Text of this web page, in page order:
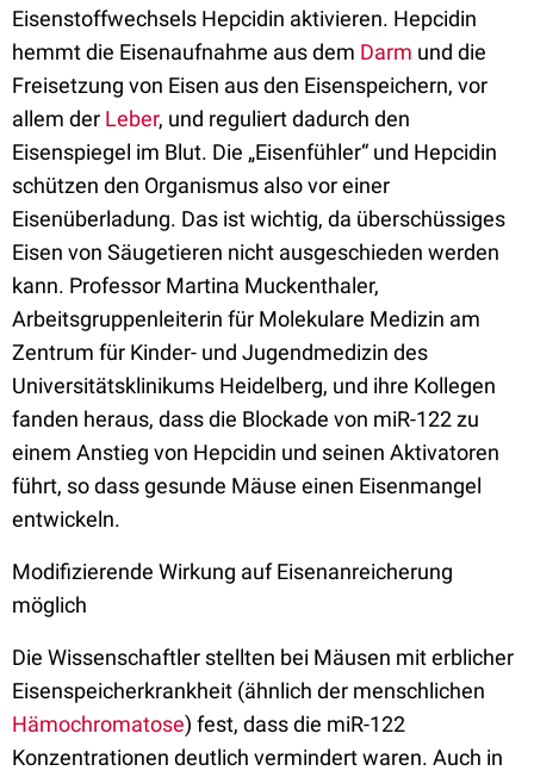
Eisenstoffwechsels Hepcidin aktivieren. Hepcidin
hemmt die Eisenaufnahme aus dem Darm und die
Freisetzung von Eisen aus den Eisenspeichern, vor
allem der Leber, und reguliert dadurch den
Eisenspiegel im Blut. Die „Eisenfühler“ und Hepcidin
schützen den Organismus also vor einer
Eisenüberladung. Das ist wichtig, da überschüssiges
Eisen von Säugetieren nicht ausgeschieden werden
kann. Professor Martina Muckenthaler,
Arbeitsgruppenleiterin für Molekulare Medizin am
Zentrum für Kinder- und Jugendmedizin des
Universitätsklinikums Heidelberg, und ihre Kollegen
fanden heraus, dass die Blockade von miR-122 zu
einem Anstieg von Hepcidin und seinen Aktivatoren
führt, so dass gesunde Mäuse einen Eisenmangel
entwickeln.
Modifizierende Wirkung auf Eisenanreicherung
möglich
Die Wissenschaftler stellten bei Mäusen mit erblicher
Eisenspeicherkrankheit (ähnlich der menschlichen
Hämochromatose) fest, dass die miR-122
Konzentrationen deutlich vermindert waren. Auch in